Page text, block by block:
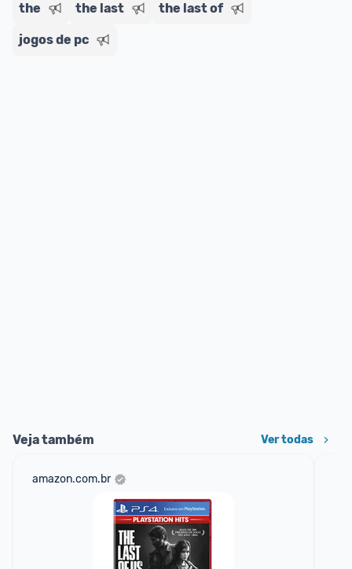
the
the last the last of
jogos de pc
Veja também Ver todas
amazon.com.br